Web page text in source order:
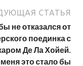
СТАТЬЯ
не отказался от
поединка с
Де Ла Хойей.
это стало бы